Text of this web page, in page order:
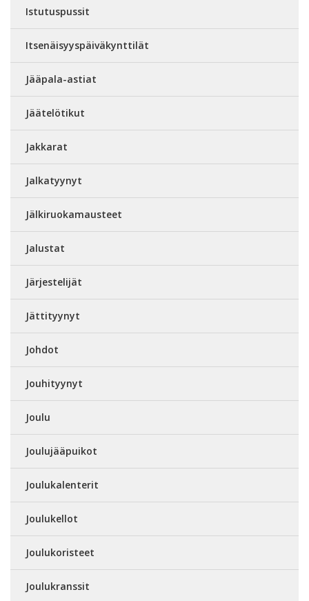
Istutuspussit
Itsenäisyyspäiväkynttilät
Jääpala-astiat
Jäätelötikut
Jakkarat
Jalkatyynyt
Jälkiruokamausteet
Jalustat
Järjestelijät
Jättityynyt
Johdot
Jouhityynyt
Joulu
Joulujääpuikot
Joulukalenterit
Joulukellot
Joulukoristeet
Joulukranssit